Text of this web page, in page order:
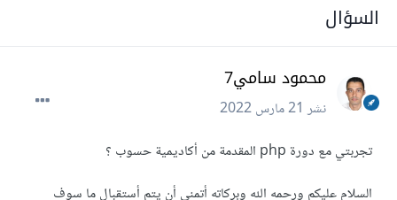
السؤال
محمود سامي7
نشر21 مارس 2022
تجربتي مع دورة php المقدمة من أكاديمية حسوب ؟
السلام عليكم ورحمه الله وبركاته أتمني أن يتم أستقبال ما سوف